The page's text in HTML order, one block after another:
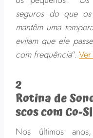
seguros do que os
mantêm uma
evitam que ele
com frequência“.
Rotina de
scos com Co-
Nos últimos